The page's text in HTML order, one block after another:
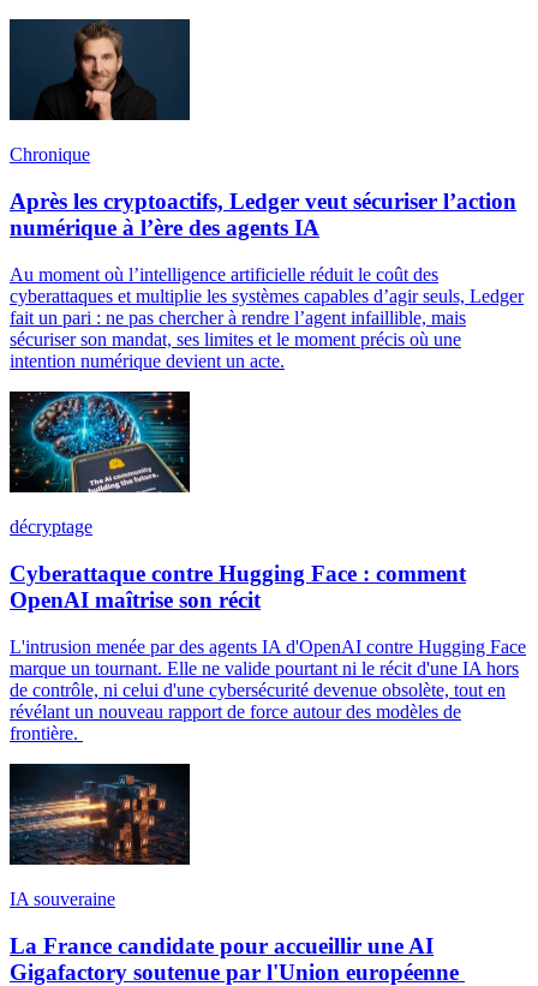
Chronique
Après les cryptoactifs, Ledger veut sécuriser l’action
numérique à l’ère des agents IA
Au moment où l’intelligence artificielle réduit le coût des
cyberattaques et multiplie les systèmes capables d’agir seuls, Ledger
fait un pari : ne pas chercher à rendre l’agent infaillible, mais
sécuriser son mandat, ses limites et le moment précis où une
intention numérique devient un acte.
décryptage
Cyberattaque contre Hugging Face : comment
OpenAI maîtrise son récit
L'intrusion menée par des agents IA d'OpenAI contre Hugging Face
marque un tournant. Elle ne valide pourtant ni le récit d'une IA hors
de contrôle, ni celui d'une cybersécurité devenue obsolète, tout en
révélant un nouveau rapport de force autour des modèles de
frontière.
IA souveraine
La France candidate pour accueillir une AI
Gigafactory soutenue par l'Union européenne